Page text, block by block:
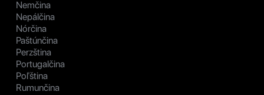
Nemčina
Nepálčina
Nórčina
Paštúnčina
Perzština
Portugalčina
Poľština
Rumunčina